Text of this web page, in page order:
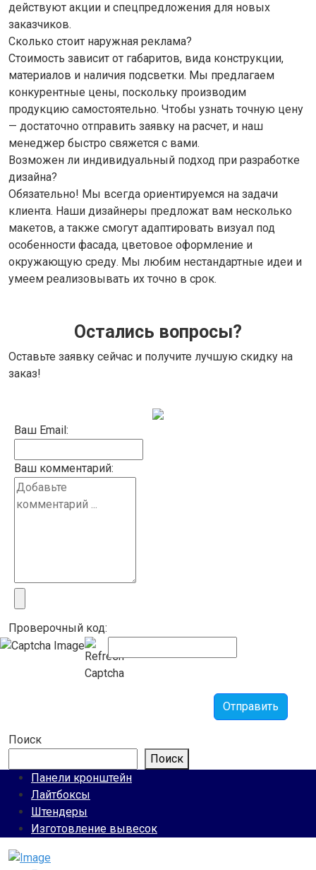
действуют акции и спецпредложения для новых
заказчиков.
Сколько стоит наружная реклама?
Стоимость зависит от габаритов, вида конструкции,
материалов и наличия подсветки. Мы предлагаем
конкурентные цены, поскольку производим
продукцию самостоятельно. Чтобы узнать точную цену
— достаточно отправить заявку на расчет, и наш
менеджер быстро свяжется с вами.
Возможен ли индивидуальный подход при разработке
дизайна?
Обязательно! Мы всегда ориентируемся на задачи
клиента. Наши дизайнеры предложат вам несколько
макетов, а также смогут адаптировать визуал под
особенности фасада, цветовое оформление и
окружающую среду. Мы любим нестандартные идеи и
умеем реализовывать их точно в срок.
Остались вопросы?
Оставьте заявку сейчас и получите лучшую скидку на
заказ!
Ваш Email:
Ваш комментарий:
Проверочный код:
Отправить
Поиск
Поиск
Панели кронштейн
Лайтбоксы
Штендеры
Изготовление вывесок